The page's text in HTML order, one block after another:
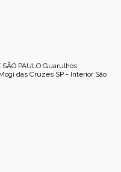
SÃO PAULO Guarulhos
das Cruzes SP - Interior São